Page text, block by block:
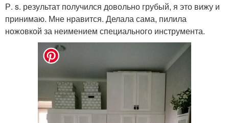
Р. s. результат получился довольно грубый, я это вижу и
принимаю. Мне нравится. Делала сама, пилила
ножовкой за неимением специального инструмента.